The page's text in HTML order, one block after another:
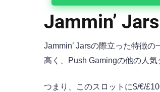
Jammin’
Jammin’ Jarsの際立った特徴
高く、Push Gamingの他の人気
つまり、このスロットに$/€/